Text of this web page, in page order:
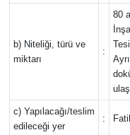
b) Niteliği, türü ve
miktarı
:
80
c) Yapılacağı/teslim
edileceği yer
:
Rüya Tabirleri
Savunma Sanayi